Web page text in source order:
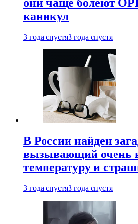
они чаще болеют
каникул
3 года спустя3 года спустя
В России найден
вызывающий очень
температуру и
3 года спустя3 года спустя